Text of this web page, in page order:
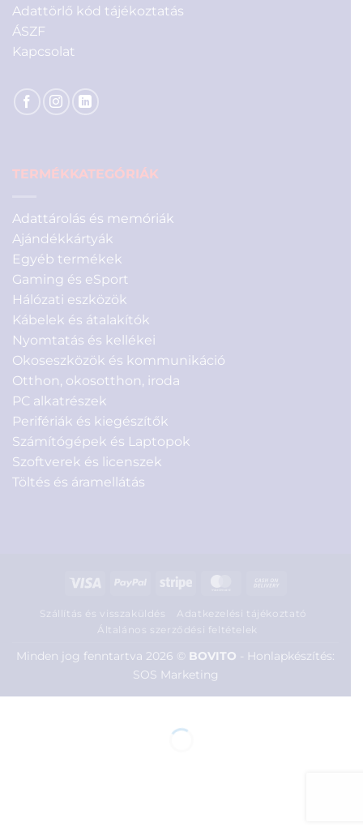
Adattörlő kód tájékoztatás
ÁSZF
Kapcsolat
TERMÉKKATEGÓRIÁK
Adattárolás és memóriák
Ajándékkártyák
Egyéb termékek
Gaming és eSport
Hálózati eszközök
Kábelek és átalakítók
Nyomtatás és kellékei
Okoseszközök és kommunikáció
Otthon, okosotthon, iroda
PC alkatrészek
Perifériák és kiegészítők
Számítógépek és Laptopok
Szoftverek és licenszek
Töltés és áramellátás
Visa PayPal Stripe MasterCard
Delivery
Szállítás és visszaküldés
Adatkezelési tájékoztató
Általános szerződési feltételek
Minden jog fenntartva 2026 © BOVITO - Honlapkészítés:
SOS Marketing